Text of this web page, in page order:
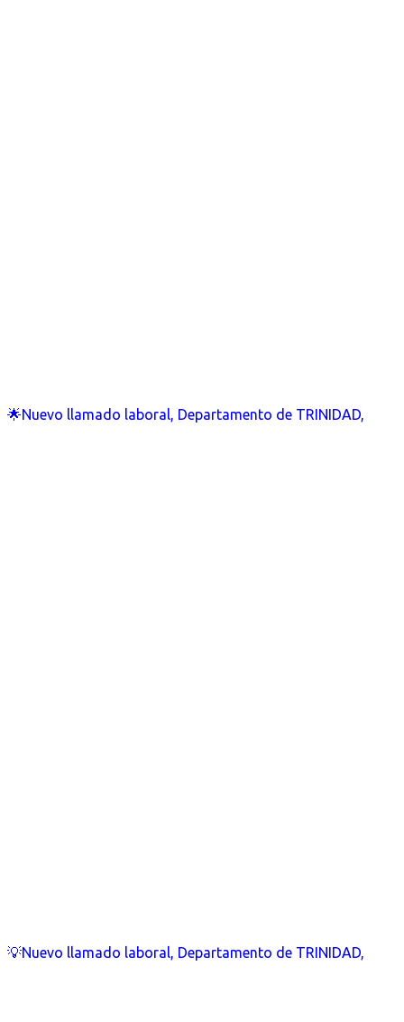
🌟Nuevo llamado laboral, Departamento de TRINIDAD,
💡Nuevo llamado laboral, Departamento de TRINIDAD,